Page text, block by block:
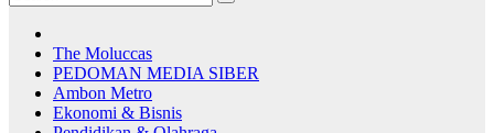
The Moluccas
PEDOMAN MEDIA SIBER
Ambon Metro
Ekonomi & Bisnis